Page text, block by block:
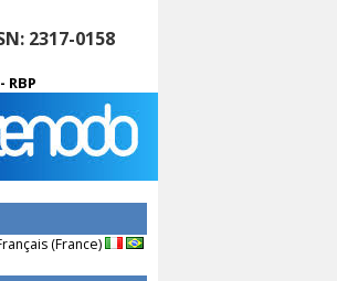
2317-0158
RBP